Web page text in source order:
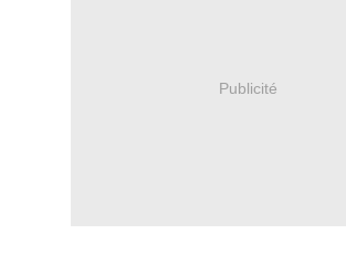
Publicité